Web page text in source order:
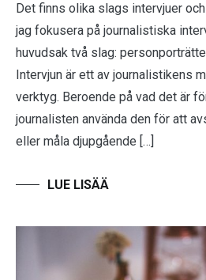
Det finns olika slags intervjuer
jag fokusera på journalistiska
huvudsak två slag:
Intervjun är ett av journalistikens
verktyg. Beroende på vad det är
journalisten använda den för att
eller måla djupgående […]